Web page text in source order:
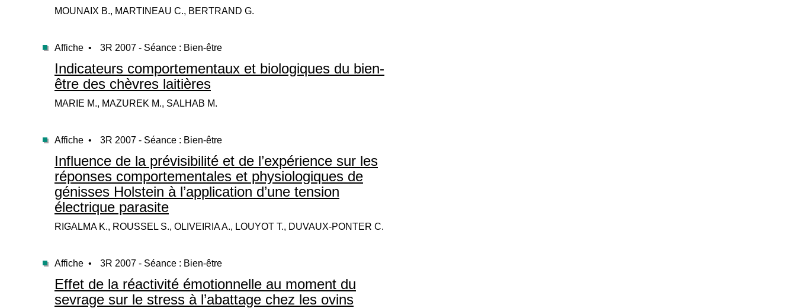
MOUNAIX B., MARTINEAU C., BERTRAND G.
Affiche • 3R 2007 - Séance : Bien-être
Indicateurs comportementaux et biologiques du bien-
être des chèvres laitières
MARIE M., MAZUREK M., SALHAB M.
Affiche • 3R 2007 - Séance : Bien-être
Influence de la prévisibilité et de l’expérience sur les
réponses comportementales et physiologiques de
génisses Holstein à l’application d’une tension
électrique parasite
RIGALMA K., ROUSSEL S., OLIVEIRIA A., LOUYOT T., DUVAUX-PONTER C.
Affiche • 3R 2007 - Séance : Bien-être
Effet de la réactivité émotionnelle au moment du
sevrage sur le stress à l’abattage chez les ovins